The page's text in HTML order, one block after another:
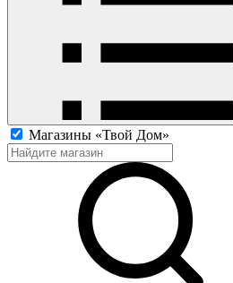
Магазины «Твой Дом»